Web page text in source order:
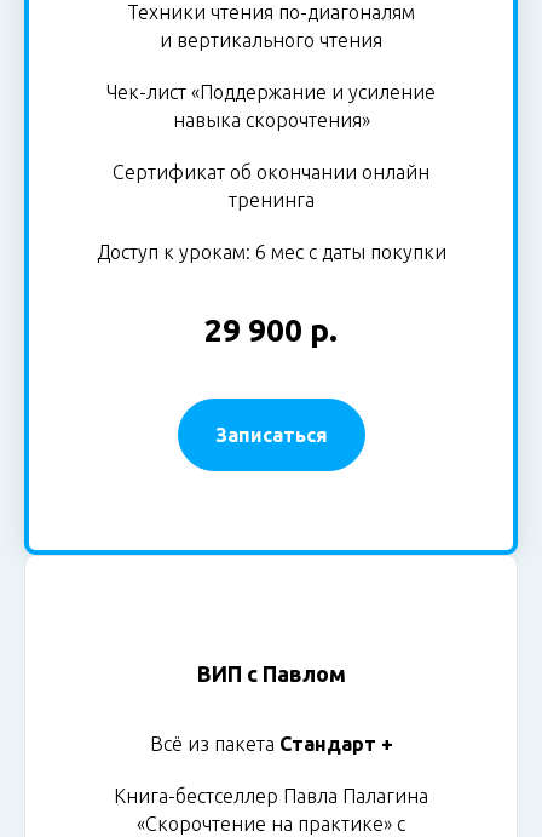
Техники чтения по-диагоналям
и вертикального чтения
Чек-лист «Поддержание и усиление
навыка скорочтения»
Сертификат об окончании онлайн
тренинга
Доступ к урокам: 6 мес с даты покупки
29 900 р.
Записаться
ВИП с Павлом
Всё из пакета Стандарт +
Книга-бестселлер Павла Палагина
«Скорочтение на практике» с